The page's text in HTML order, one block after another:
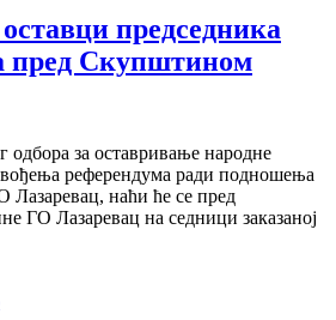
председника
пред Скупштином
одбора за оставривање народне
референдума ради подношења
Лазаревац, наћи ће се пред
ГО Лазаревац на седници заказаној